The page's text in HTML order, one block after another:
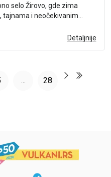
selo Žirovo, gde zima
tajnama i neočekivanim
Detaljnije
... 28